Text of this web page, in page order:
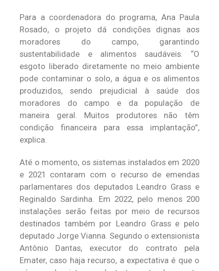
Para a coordenadora do programa, Ana Paula
Rosado, o projeto dá condições dignas aos
moradores do campo, garantindo
sustentabilidade e alimentos saudáveis. “O
esgoto liberado diretamente no meio ambiente
pode contaminar o solo, a água e os alimentos
produzidos, sendo prejudicial à saúde dos
moradores do campo e da população de
maneira geral. Muitos produtores não têm
condição financeira para essa implantação”,
explica.
Até o momento, os sistemas instalados em 2020
e 2021 contaram com o recurso de emendas
parlamentares dos deputados Leandro Grass e
Reginaldo Sardinha. Em 2022, pelo menos 200
instalações serão feitas por meio de recursos
destinados também por Leandro Grass e pelo
deputado Jorge Vianna. Segundo o extensionista
Antônio Dantas, executor do contrato pela
Emater, caso haja recurso, a expectativa é que o